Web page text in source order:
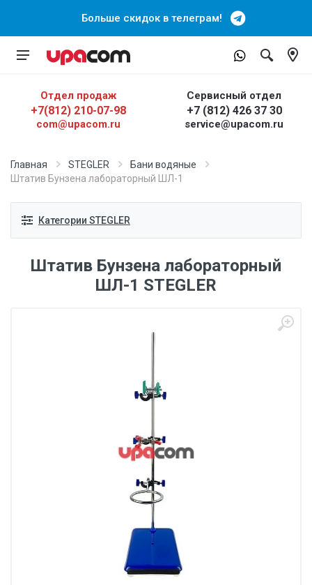
Больше скидок в телеграм!
Отдел продаж
+7(812) 210-07-98
com@upacom.ru
Сервисный отдел
+7 (812) 426 37 30
service@upacom.ru
Главная STEGLER
Бани водяные
Штатив Бунзена лабораторный ШЛ-1
Категории STEGLER
Штатив Бунзена лабораторный
ШЛ-1 STEGLER